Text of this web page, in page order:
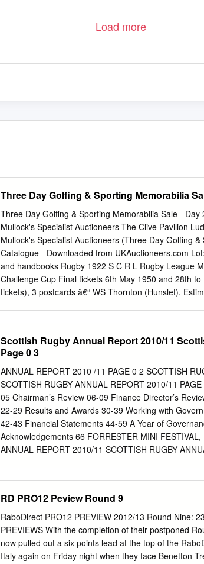
Load more
Three Day Golfing & Sporting Memorabilia
Three Day Golfing & Sporting Memorabilia Sale -
Mullock's Specialist Auctioneers The Clive Pavilion
Mullock's Specialist Auctioneers (Three Day Golfing
Catalogue - Downloaded from UKAuctioneers.com
and handbooks Rugby 1922 S C R L Rugby League
Challenge Cup Final tickets 6th May 1950 and 28th
tickets), 3 postcards â€“ WS Thornton (Hunslet),
Rugby League Challenge Cup Final programme
won 18-5. Folded, creased and marked, staple rusted
Estimate: £100.00 - £150.00 A collection of Rugby
v New Zealand 20th December 1947, Great Britain v
v Australia 8th October 1960 (World Cup Series),
(Challenge Cup semi-final), Huddersfield v Wakefield
programmes 1959-1988 Trinity 19th May 1962
1959, 1960, 1968, 1969, 1973, 1975, 1978 and
Scottish Rugby Annual Report 2010/11
Page 0 3
ANNUAL REPORT 2010 /11 PAGE 0 2 SCOTTISH
SCOTTISH RUGBY ANNUAL REPORT 2010/11
05 Chairman’s Review 06-09 Finance Director’s
22-29 Results and Awards 30-39 Working with
42-43 Financial Statements 44-59 A Year of
Acknowledgements 66 FORRESTER MINI
ANNUAL REPORT 2010/11 SCOTTISH RUGBY
games has also been impressive to witness, giving
FIRST HAND, continued optimism for the future of
GOING Turning to the bigger lads, another personal
ENTHUSIASTIC the season was watching the
YOUNGSTERS particularly the ﬁnal game where
RD PRO12 Peview Round 9
RaboDirect PRO12 PREVIEW 2012/13 Round Nine:
PREVIEWS With the completion of their postponed
now pulled out a six points lead at the top of the
Italy again on Friday night when they face Benetton